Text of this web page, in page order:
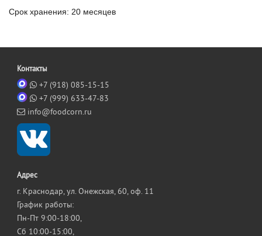
Срок хранения: 20 месяцев
Контакты
+7 (918) 085-15-15
+7 (999) 633-47-83
info@foodcorn.ru
Адрес
г. Краснодар, ул. Онежская, 60, оф. 11
График работы:
Пн-Пт 9:00-18:00,
Сб 10:00-15:00,